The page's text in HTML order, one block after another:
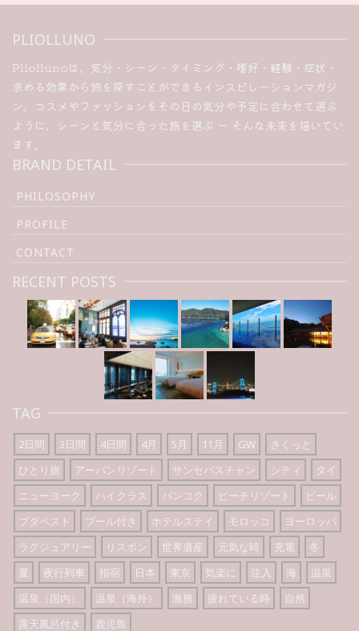
PLIOLLUNO
Pliollunoは、気分・シーン・タイミング・嗜好・経験・症状・
求める効果から旅を探すことができるインスピレーションマガジ
ン。コスメやファッションをその日の気分や予定に合わせて選ぶ
ように、シーンと気分に合った旅を選ぶ ー そんな未来を描いてい
ます。
BRAND DETAIL
PHILOSOPHY
PROFILE
CONTACT
RECENT POSTS
TAG
2日間 3日間 4日間 4月 5月 11月 GW
さくっと
ひとり旅
アーバンリゾート サンセバスチャン シティ
タイ
ニューヨーク
ハイクラス バンコク ビーチリゾート
ビール
ブダペスト
プール付き ホテルステイ モロッコ
ヨーロッパ
ラグジュアリー
リスボン 世界遺産 元気な時 充電
冬
夏
夜行列車 指宿 日本 東京 気楽に 注入 海
温泉
温泉（国内）
温泉（海外） 激務 疲れている時
自然
露天風呂付き
鹿児島